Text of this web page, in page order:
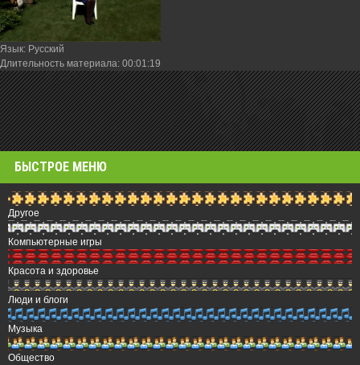
Язык: Русский
Длительность материала: 00:01:19
БЫСТРОЕ МЕНЮ
Другое
Компьютерные игры
Красота и здоровье
Люди и блоги
Музыка
Общество